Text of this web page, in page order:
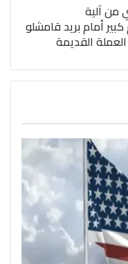
من آلية
كبير أمام بريد قامشلو
القديمة